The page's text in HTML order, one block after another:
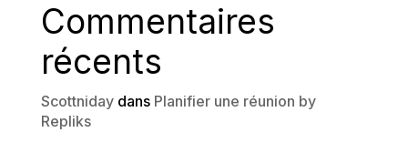
Commentaires
récents
Scottnidaydans Planifier une réunion by
Repliks